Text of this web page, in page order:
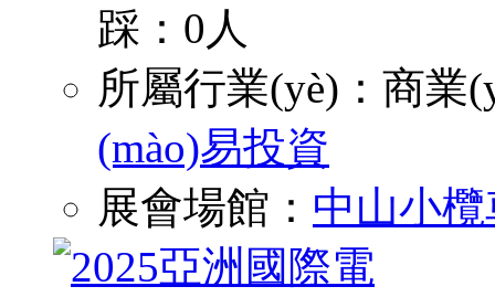
踩：0人
所屬行業(yè)： 商業
(mào)易投資
展會場館： 中山小